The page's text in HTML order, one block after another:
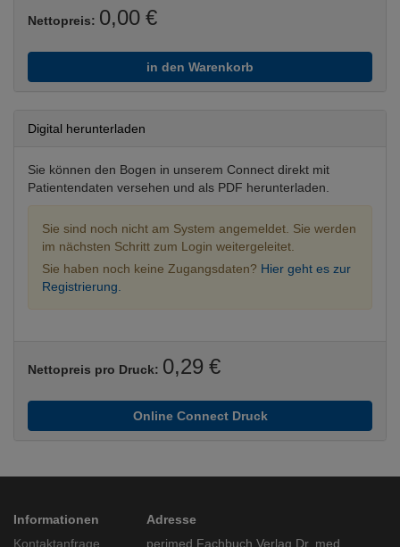
Nettopreis: 0,00 €
in den Warenkorb
Digital herunterladen
Sie können den Bogen in unserem Connect direkt mit
Patientendaten versehen und als PDF herunterladen.
Sie sind noch nicht am System angemeldet. Sie werden
im nächsten Schritt zum Login weitergeleitet.
Sie haben noch keine Zugangsdaten? Hier geht es zur
Registrierung.
Nettopreis pro Druck: 0,29 €
Online Connect Druck
Informationen
Kontaktanfrage
Adresse
perimed Fachbuch Verlag Dr. med.